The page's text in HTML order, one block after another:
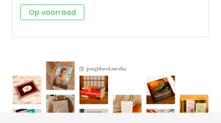
vroeger, uit je gezin van herkomst, meekreeg veel
meer invloed heeft op je leven als volwassene dan
verandering in te brengen als je je bewust wordt van
tips, zodat het je echt verder helpt.
Op voorraad